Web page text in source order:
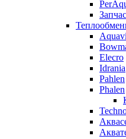
Elecro
Idrania
Pahlen
Phalen